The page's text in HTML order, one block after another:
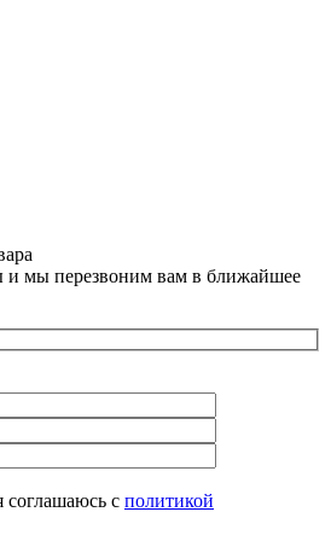
и мы перезвоним вам в ближайшее
соглашаюсь с политикой